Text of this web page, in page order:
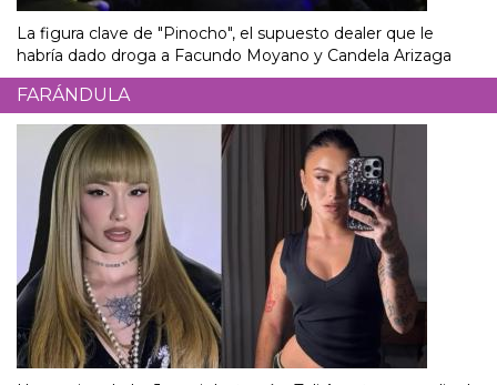
La figura clave de "Pinocho", el supuesto dealer que le
habría dado droga a Facundo Moyano y Candela Arizaga
FARÁNDULA